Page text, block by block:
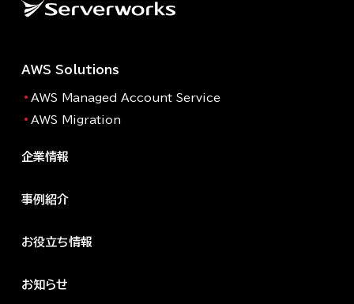
AWS Solutions
AWS Managed Account Service
AWS Migration
企業情報
事例紹介
お役立ち情報
お知らせ